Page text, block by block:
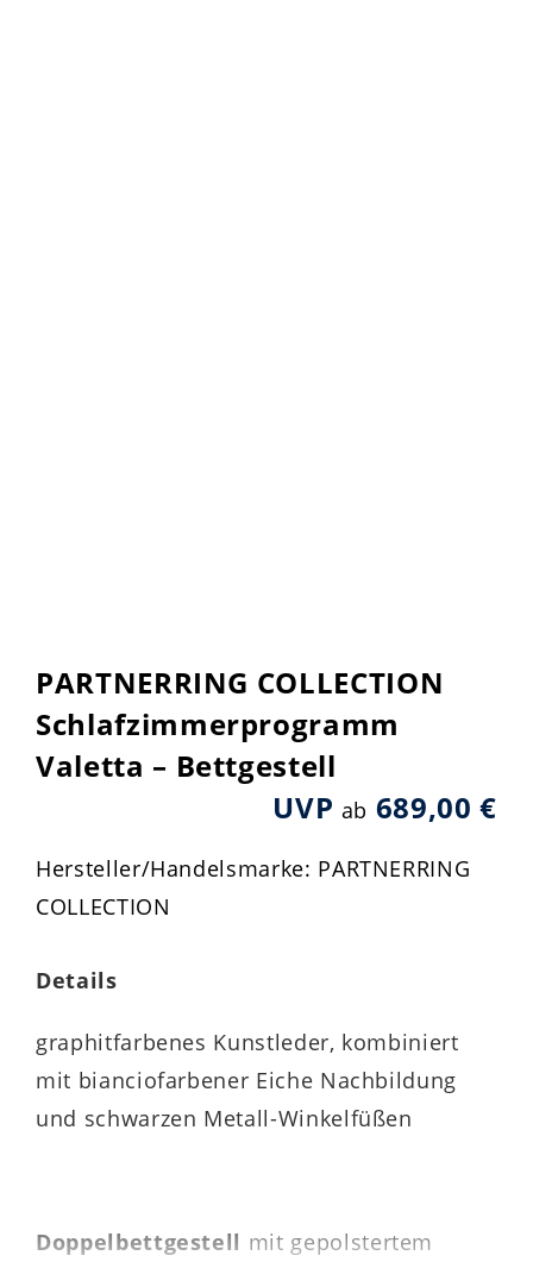
PARTNERRING COLLECTION
Schlafzimmerprogramm
Valetta – Bettgestell
UVP ab 689,00 €
Hersteller/Handelsmarke: PARTNERRING
COLLECTION
Details
graphitfarbenes Kunstleder, kombiniert
mit bianciofarbener Eiche Nachbildung
und schwarzen Metall-Winkelfüßen
Doppelbettgestell mit gepolstertem